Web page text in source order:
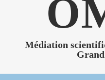
Médiation